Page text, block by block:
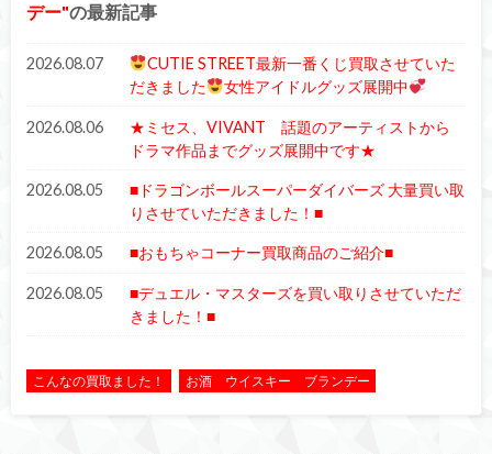
デー の最新記事
2026.08.07
CUTIE STREET最新一番くじ買取させていた
だきました
女性アイドルグッズ展開中
2026.08.06
★ミセス、VIVANT 話題のアーティストから
ドラマ作品までグッズ展開中です★
2026.08.05
■ドラゴンボールスーパーダイバーズ 大量買い取
りさせていただきました！■
2026.08.05 ■おもちゃコーナー買取商品のご紹介■
2026.08.05
■デュエル・マスターズを買い取りさせていただ
きました！■
こんなの買取ました！ お酒 ウイスキー ブランデー